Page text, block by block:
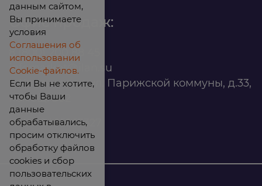
Офис продаж:
infomarket@ilan.su
г. Красноярск, ул. Парижской коммуны, д.33,
помещ. 302
ИНН: 2465263327
данным сайтом,
Вы принимаете
условия
Соглашения об
использовании
Cookie-файлов.
Если Вы не хотите,
чтобы Ваши
данные
обрабатывались,
просим отключить
обработку файлов
cookies и сбор
пользовательских